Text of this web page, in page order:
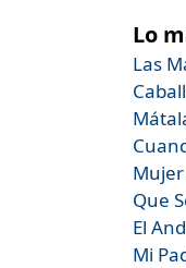
Lo
Las
Que
El
Mi